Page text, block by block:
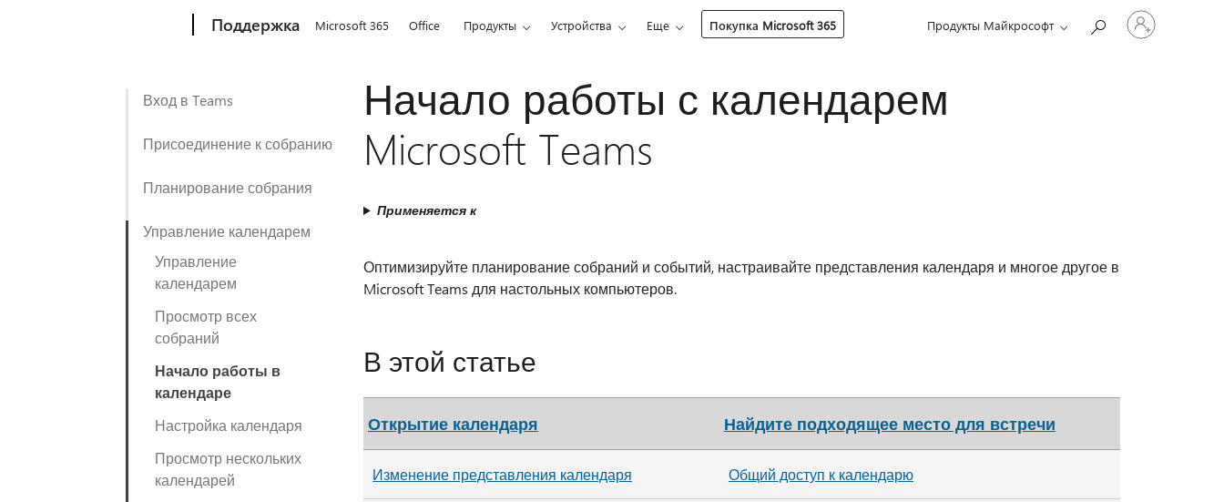
Поддержка Microsoft 365 Office Продукты Устройства Еще Покупка Microsoft 365 Продукты Майкрософт
Войдите
учетную
Вход в Teams
Присоединение к собранию
Планирование собрания
Управление календарем
Управление
календарем
Просмотр всех
собраний
Начало работы в
календаре
Настройка календаря
Просмотр нескольких
календарей
Начало работы с календарем
Microsoft Teams
Применяется к
Оптимизируйте планирование собраний и событий, настраивайте представления календаря и многое другое в
Microsoft Teams для настольных компьютеров.
В этой статье
Открытие календаря Найдите подходящее место для встречи
Изменение представления календаря Общий доступ к календарю